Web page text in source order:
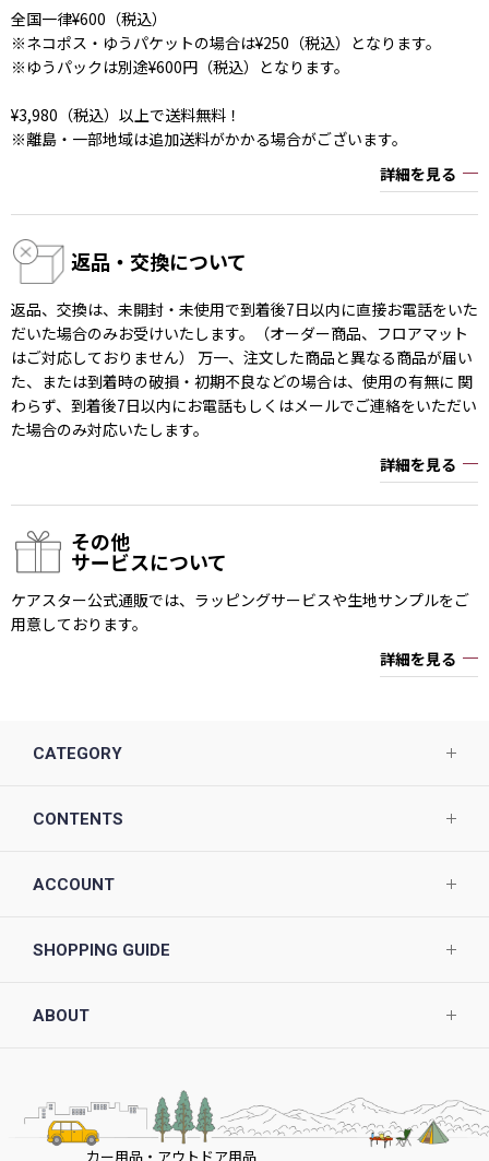
全国一律¥600（税込）
※ネコポス・ゆうパケットの場合は¥250（税込）となります。
※ゆうパックは別途¥600円（税込）となります。
¥3,980（税込）以上で送料無料！
※離島・一部地域は追加送料がかかる場合がございます。
詳細を見る
返品・交換について
返品、交換は、未開封・未使用で到着後7日以内に直接お電話をいた
だいた場合のみお受けいたします。（オーダー商品、フロアマット
はご対応しておりません） 万一、注文した商品と異なる商品が届い
た、または到着時の破損・初期不良などの場合は、使用の有無に 関
わらず、到着後7日以内にお電話もしくはメールでご連絡をいただい
た場合のみ対応いたします。
詳細を見る
その他
サービスについて
ケアスター公式通販では、ラッピングサービスや生地サンプルをご
用意しております。
詳細を見る
CATEGORY
CONTENTS
ACCOUNT
SHOPPING GUIDE
ABOUT
カー用品・アウトドア用品